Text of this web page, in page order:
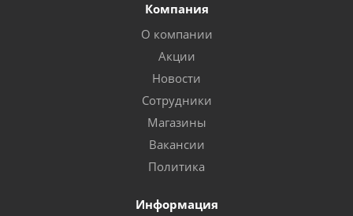
Компания
О компании
Акции
Новости
Сотрудники
Магазины
Вакансии
Политика
Информация